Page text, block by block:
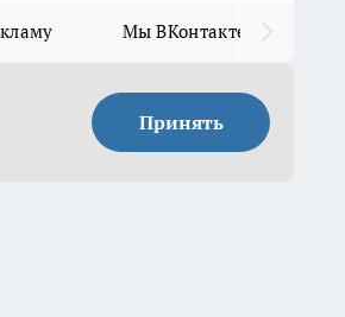
Мы ВКонтакте
Принять